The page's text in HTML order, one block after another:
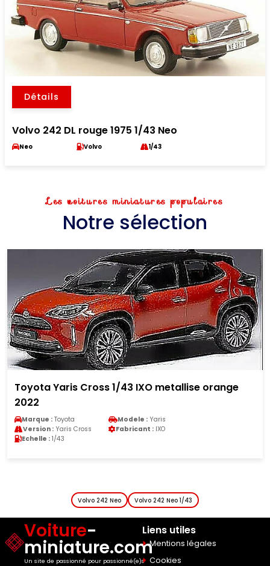
Détails
Volvo 242 DL rouge 1975 1/43 Neo
Neo Volvo 1/43
Les voitures miniatures populaires
Notre sélection
Toyota Yaris Cross 1/43 IXO metallise orange
2022
Marque : Toyota Modele : Yaris
Version : Yaris Cross Fabricant : IXO
Echelle : 1/43
Volvo 242 Neo Volvo 242 Neo 1/43
Voiture-
miniature.com
Un site de passionné pour passionné(e)s
Liens utiles
Mentions légales
Cookies